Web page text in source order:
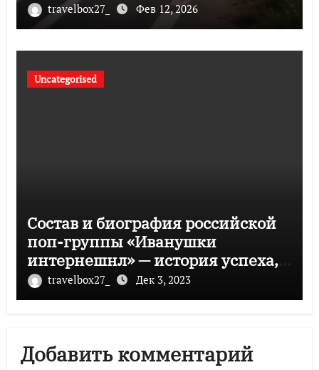
travelbox27_ Фев 12, 2026
Uncategorised
Состав и биография российской
поп-группы «Иванушки
интернешнл» — история успеха,
музыка и судьбы участников
travelbox27_ Дек 3, 2023
Добавить комментарий